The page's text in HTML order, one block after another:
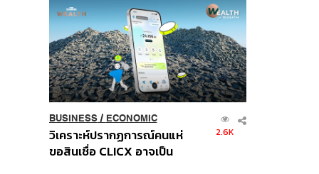
Order
BUSINESS/ ECONOMIC
วิเคราะห์ปรากฏการณ์คนแห่
ขอสินเชื่อ CLICX อาจเป็น
2.6K